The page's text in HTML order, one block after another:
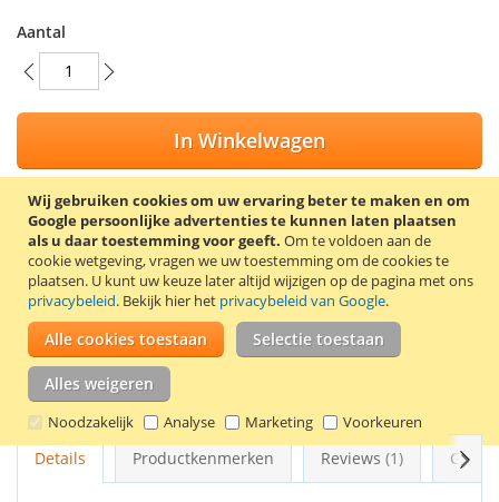
Wij gebruiken cookies om uw ervaring beter te maken en om
Google persoonlijke advertenties te kunnen laten plaatsen
als u daar toestemming voor geeft. Om te voldoen aan de
cookie wetgeving, vragen we uw toestemming om de cookies te
plaatsen. U kunt uw keuze later altijd wijzigen op de pagina met ons
privacybeleid. Bekijk hier het privacybeleid van Google.
Alle cookies toestaan Selectie toestaan
Alles weigeren
Noodzakelijk Analyse Marketing Voorkeuren
Aantal
In Winkelwagen
VOEG TOE AAN VERLANGLIJST
TOEVOEGEN OM TE VERGELIJKEN
100% Nieuwe compatible HP 507X (CE400X) toner cartridge.
Kleur: zwart. Capaciteit: 11.000 pagina’s.
Goede kwaliteit en 2 jaar garantie!
Details Productkenmerken Reviews 1